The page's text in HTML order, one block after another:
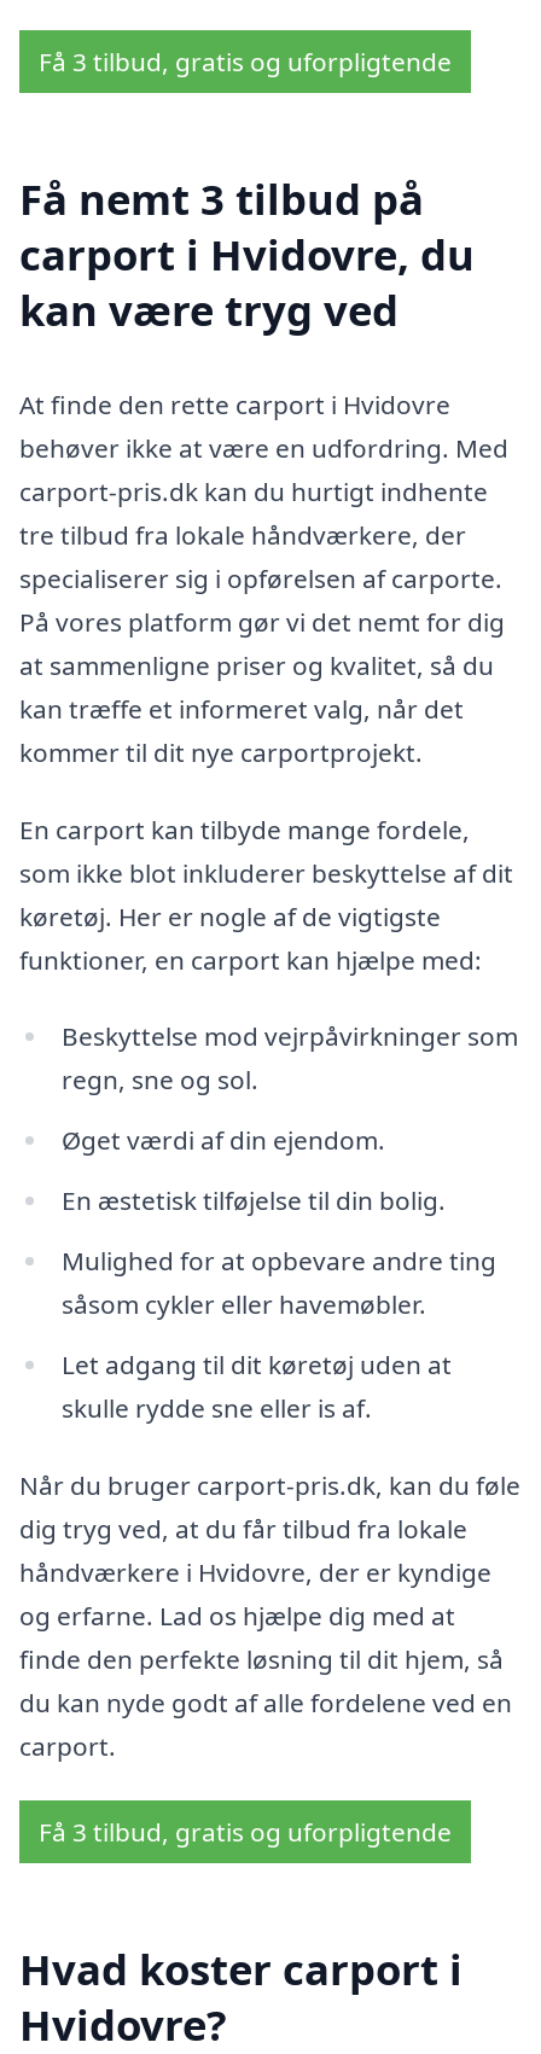
Få 3 tilbud, gratis og uforpligtende
Få nemt 3 tilbud på
carport i Hvidovre, du
kan være tryg ved
At finde den rette carport i Hvidovre
behøver ikke at være en udfordring. Med
carport-pris.dk kan du hurtigt indhente
tre tilbud fra lokale håndværkere, der
specialiserer sig i opførelsen af carporte.
På vores platform gør vi det nemt for dig
at sammenligne priser og kvalitet, så du
kan træffe et informeret valg, når det
kommer til dit nye carportprojekt.
En carport kan tilbyde mange fordele,
som ikke blot inkluderer beskyttelse af dit
køretøj. Her er nogle af de vigtigste
funktioner, en carport kan hjælpe med:
Beskyttelse mod vejrpåvirkninger som
regn, sne og sol.
Øget værdi af din ejendom.
En æstetisk tilføjelse til din bolig.
Mulighed for at opbevare andre ting
såsom cykler eller havemøbler.
Let adgang til dit køretøj uden at
skulle rydde sne eller is af.
Når du bruger carport-pris.dk, kan du føle
dig tryg ved, at du får tilbud fra lokale
håndværkere i Hvidovre, der er kyndige
og erfarne. Lad os hjælpe dig med at
finde den perfekte løsning til dit hjem, så
du kan nyde godt af alle fordelene ved en
carport.
Få 3 tilbud, gratis og uforpligtende
Hvad koster carport i
Hvidovre?